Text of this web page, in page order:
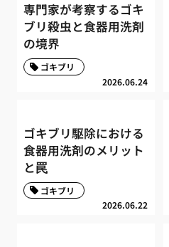
専門家が考察するゴキ
ブリ殺虫と食器用洗剤
の境界
2026.06.24
ゴキブリ
ゴキブリ駆除における
食器用洗剤のメリット
と罠
2026.06.22
ゴキブリ